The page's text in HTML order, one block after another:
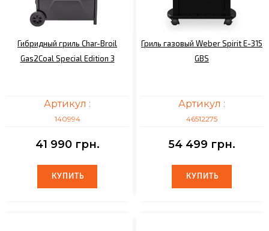
Гибридный гриль Char-Broil
Gas2Coal Special Edition 3
Артикул :
140994
41 990 грн.
КУПИТЬ
КУПИТЬ
Гриль газовый Weber Spirit E-315
GBS
Артикул :
46512275
54 499 грн.
КУПИТЬ
КУПИТЬ